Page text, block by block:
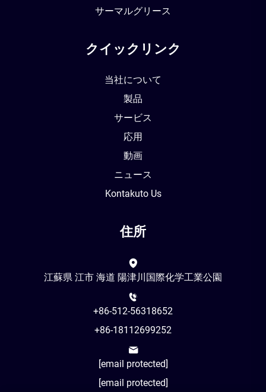
サーマルグリース
クイックリンク
当社について
製品
サービス
応用
動画
ニュース
Kontakuto Us
住所
江蘇県 江市 海道 陽津川国際化学工業公園
+86-512-56318652
+86-18112699252
[email protected]
[email protected]